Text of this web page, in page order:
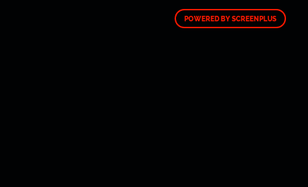
POWERED BY SCREENPLUS